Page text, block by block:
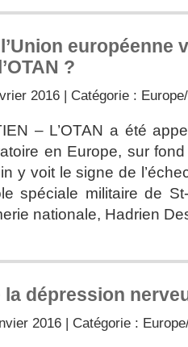
européenne
?
2016 | Catégorie :
– L’OTAN a été
en Europe, sur
y voit le signe de
spéciale militaire de
nationale, Hadrien
la dépression
2016 | Catégorie :